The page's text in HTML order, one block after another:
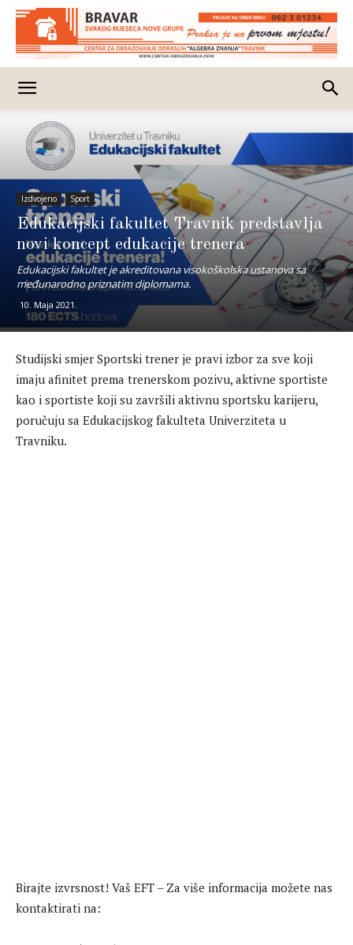
Izdvojeno Sport
Edukacijski fakultet Travnik predstavlja
novi koncept edukacije trenera
Edukacijski fakultet je akreditovana visokoškolska ustanova sa
međunarodno priznatim diplomama.
10. Maja 2021.
Studijski smjer Sportski trener je pravi izbor za sve koji
imaju afinitet prema trenerskom pozivu, aktivne sportiste
kao i sportiste koji su završili aktivnu sportsku karijeru,
poručuju sa Edukacijskog fakulteta Univerziteta u
Travniku.
Birajte izvrsnost! Vaš EFT – Za više informacija možete nas
kontaktirati na: